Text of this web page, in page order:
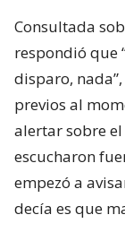
Consultada
respondió que
disparo,
previos al
alertar sobre el
escucharon
empezó a
decía es que